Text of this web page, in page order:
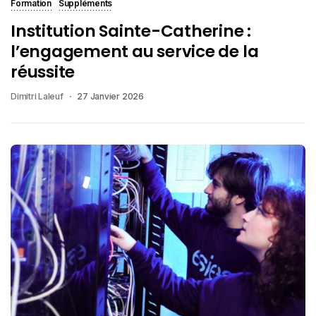
Formation Suppléments
Institution Sainte-Catherine :
l’engagement au service de la
réussite
Dimitri Laleuf 27 Janvier 2026